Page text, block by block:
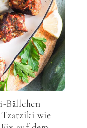
Bällchen
wie